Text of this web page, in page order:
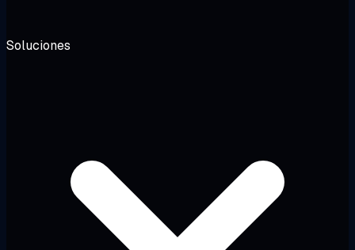
Soluciones